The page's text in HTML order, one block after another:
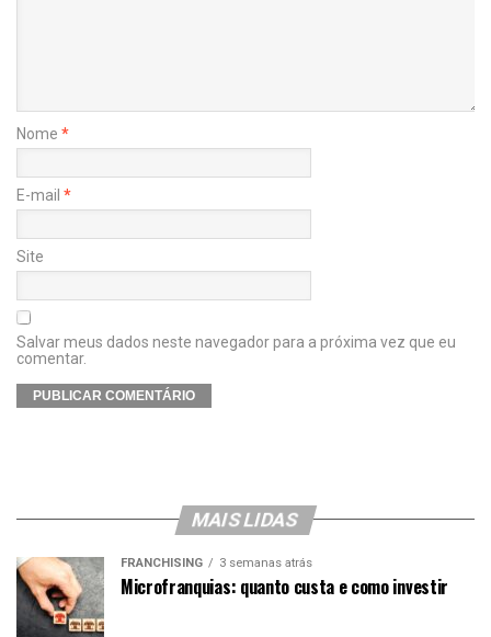
Nome *
E-mail *
Site
Salvar meus dados neste navegador para a próxima vez que eu
comentar.
MAIS LIDAS
FRANCHISING 3 semanas atrás
Microfranquias: quanto custa e como investir